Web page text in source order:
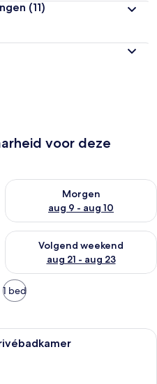
(11)
voor deze
voor vanavond aug 8 - aug 9
Morgen
aug 9 - aug 10
De beschikbaarheid
voor dit weekend aug 14 -
Volgend weekend
aug 21 - aug 23
De beschikbaarheid
1 bed
Een hotelkamer met twee bedden,